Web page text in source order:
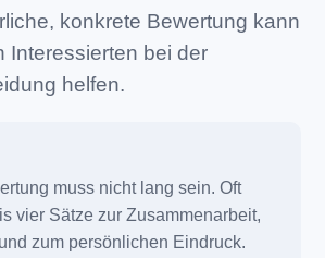
konkrete Bewertung kann
Interessierten bei der
helfen.
muss nicht lang sein. Oft
vier Sätze zur Zusammenarbeit,
zum persönlichen Eindruck.